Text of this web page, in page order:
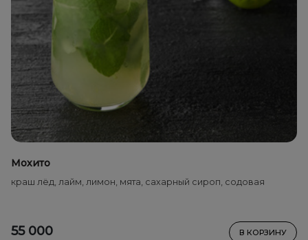
Мохито
краш лёд, лайм, лимон, мята, сахарный сироп, содовая
55 000 В КОРЗИНУ